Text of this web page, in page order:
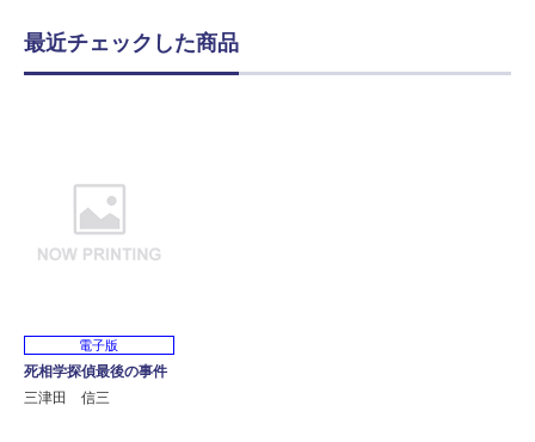
最近チェックした商品
電子版
死相学探偵最後の事件
三津田 信三